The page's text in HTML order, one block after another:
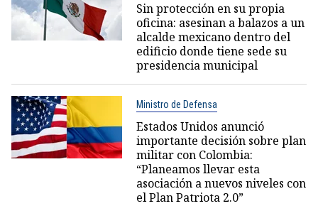
Sin protección en su propia
oficina: asesinan a balazos a un
alcalde mexicano dentro del
edificio donde tiene sede su
presidencia municipal
Ministro de Defensa
Estados Unidos anunció
importante decisión sobre plan
militar con Colombia:
“Planeamos llevar esta
asociación a nuevos niveles con
el Plan Patriota 2.0”